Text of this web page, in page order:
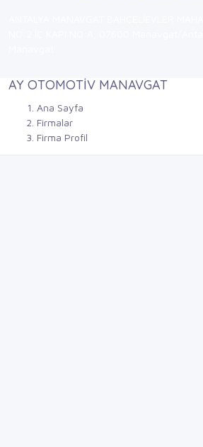
AY OTOMOTİV MANAVGAT
Ana Sayfa
Firmalar
Firma Profil